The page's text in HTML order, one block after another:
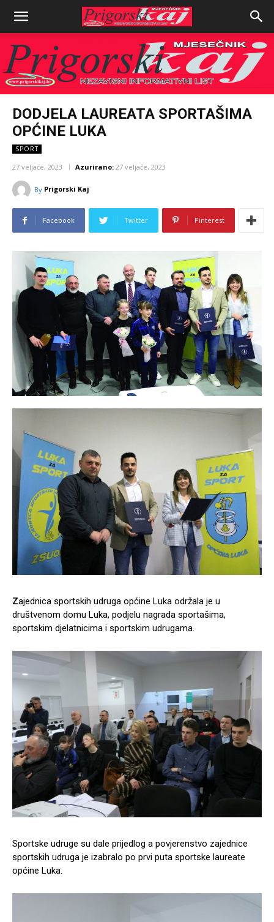
DODJELA LAUREATA SPORTAŠIMA
OPĆINE LUKA
SPORT
27 veljače, 2023 Azurirano: 27 veljače, 2023
By Prigorski Kaj
Facebook Twitter Pinterest
Zajednica sportskih udruga općine Luka održala je u
društvenom domu Luka, podjelu nagrada sportašima,
sportskim djelatnicima i sportskim udrugama.
Sportske udruge su dale prijedlog a povjerenstvo zajednice
sportskih udruga je izabralo po prvi puta sportske laureate
općine Luka.